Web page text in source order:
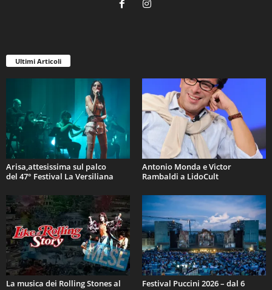
Ultimi Articoli
Arisa,attesissima sul palco
del 47° Festival La Versiliana
Antonio Monda e Victor
Rambaldi a LidoCult
La musica dei Rolling Stones al
Festival Puccini 2026 – dal 6